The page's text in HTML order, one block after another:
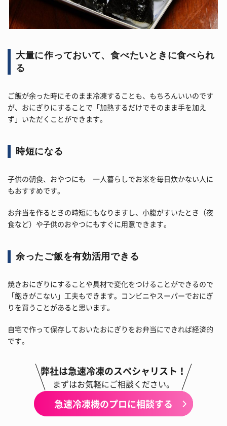
大量に作っておいて、食べたいときに食べられ
る
ご飯が余った時にそのまま冷凍することも、もちろんいいのです
が、おにぎりにすることで「加熱するだけでそのまま手を加え
ず」いただくことができます。
時短になる
子供の朝食、おやつにも 一人暮らしでお米を毎日炊かない人に
もおすすめです。
お弁当を作るときの時短にもなりますし、小腹がすいたとき（夜
食など）や子供のおやつにもすぐに用意できます。
余ったご飯を有効活用できる
焼きおにぎりにすることや具材で変化をつけることができるので
「飽きがこない」工夫もできます。コンビニやスーパーでおにぎ
りを買うことがあると思います。
自宅で作って保存しておいたおにぎりをお弁当にできれば経済的
です。
弊社は急速冷凍のスペシャリスト！
まずはお気軽にご相談ください。
急速冷凍機のプロに相談する